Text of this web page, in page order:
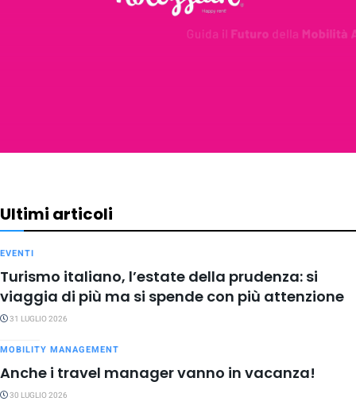
Ultimi articoli
EVENTI
Turismo italiano, l’estate della prudenza: si
viaggia di più ma si spende con più attenzione
31 LUGLIO 2026
MOBILITY MANAGEMENT
Anche i travel manager vanno in vacanza!
30 LUGLIO 2026